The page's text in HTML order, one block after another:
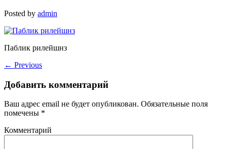
Posted by admin
Паблик рилейшнз
← Previous
Добавить комментарий
Ваш адрес email не будет опубликован. Обязательные поля
помечены *
Комментарий